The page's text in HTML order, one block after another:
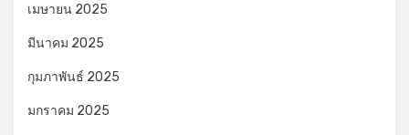
เมษายน 2025
มีนาคม 2025
กุมภาพันธ์ 2025
มกราคม 2025